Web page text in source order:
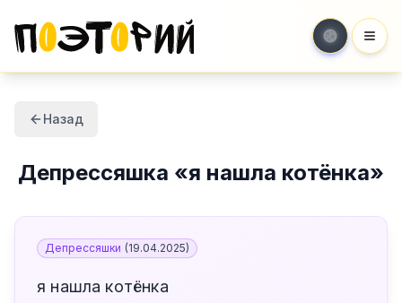
Назад
Депрессяшка «я нашла котёнка»
Депрессяшки (19.04.2025)
я нашла котёнка